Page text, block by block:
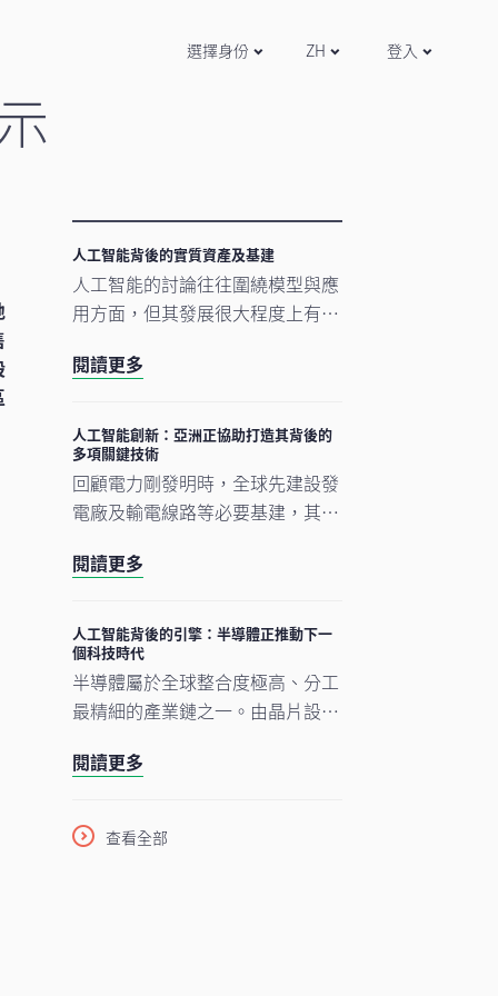
選擇身份 ZH 登入
人工智能背後的實質資產及基建
人工智能的討論往往圍繞模型與應
用方面，但其發展很大程度上有賴
及原材料等實質資產構成支撐人工
因素重塑投資格局，實質資產逐漸
成為推動人工智能建設的支柱。
閱讀更多
人工智能創新：亞洲正協助打造其背後的
多項關鍵技術
回顧電力剛發明時，全球先建設發
電廠及輸電線路等必要基建，其後
發展正經歷類似過程。現時企業對
資，正為人工智能應用在未來數年
逐步擴展奠下基礎。在我們看來，
市場討論焦點正愈來愈由「人工智
能採用能否延續」轉向「支撐人工
建」。在這個發展進程中，亞洲看
閱讀更多
人工智能背後的引擎：半導體正推動下一
個科技時代
半導體屬於全球整合度極高、分工
最精細的產業鏈之一。由晶片設
化，單是一枚智能手機晶片的生產
國家，為企業、消費者及投資者帶
來龐大機遇。隨着半導體愈來愈成
閱讀更多
查看全部